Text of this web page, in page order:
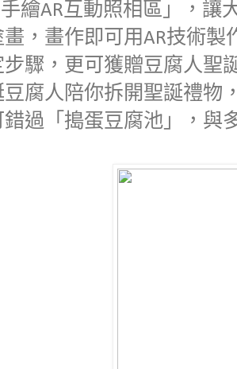
手繪AR互動照相區」，
畫，畫作即可用AR技術製
步驟，更可獲贈豆腐人聖
豆腐人陪你拆開聖誕禮物
錯過「搗蛋豆腐池」，與